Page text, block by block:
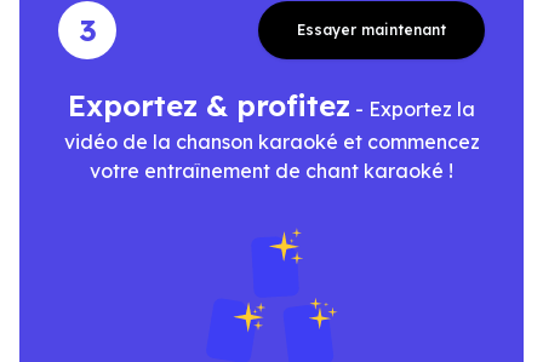
3 Essayer maintenant
Exportez & profitez - Exportez la
vidéo de la chanson karaoké et commencez
votre entraînement de chant karaoké !